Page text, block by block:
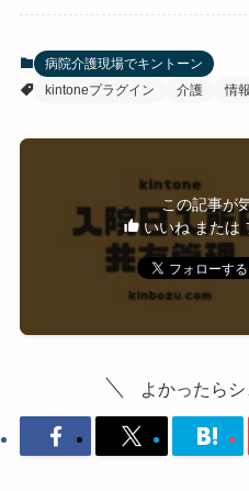
病院介護現場でキントーン
kintoneプラグイン
介護 情
この記事が
いいね または
よかったらシ